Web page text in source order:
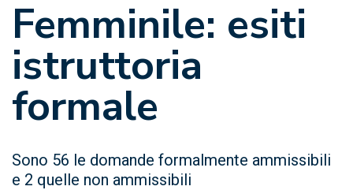
Femminile: esiti
istruttoria
formale
Sono 56 le domande formalmente ammissibili
e 2 quelle non ammissibili